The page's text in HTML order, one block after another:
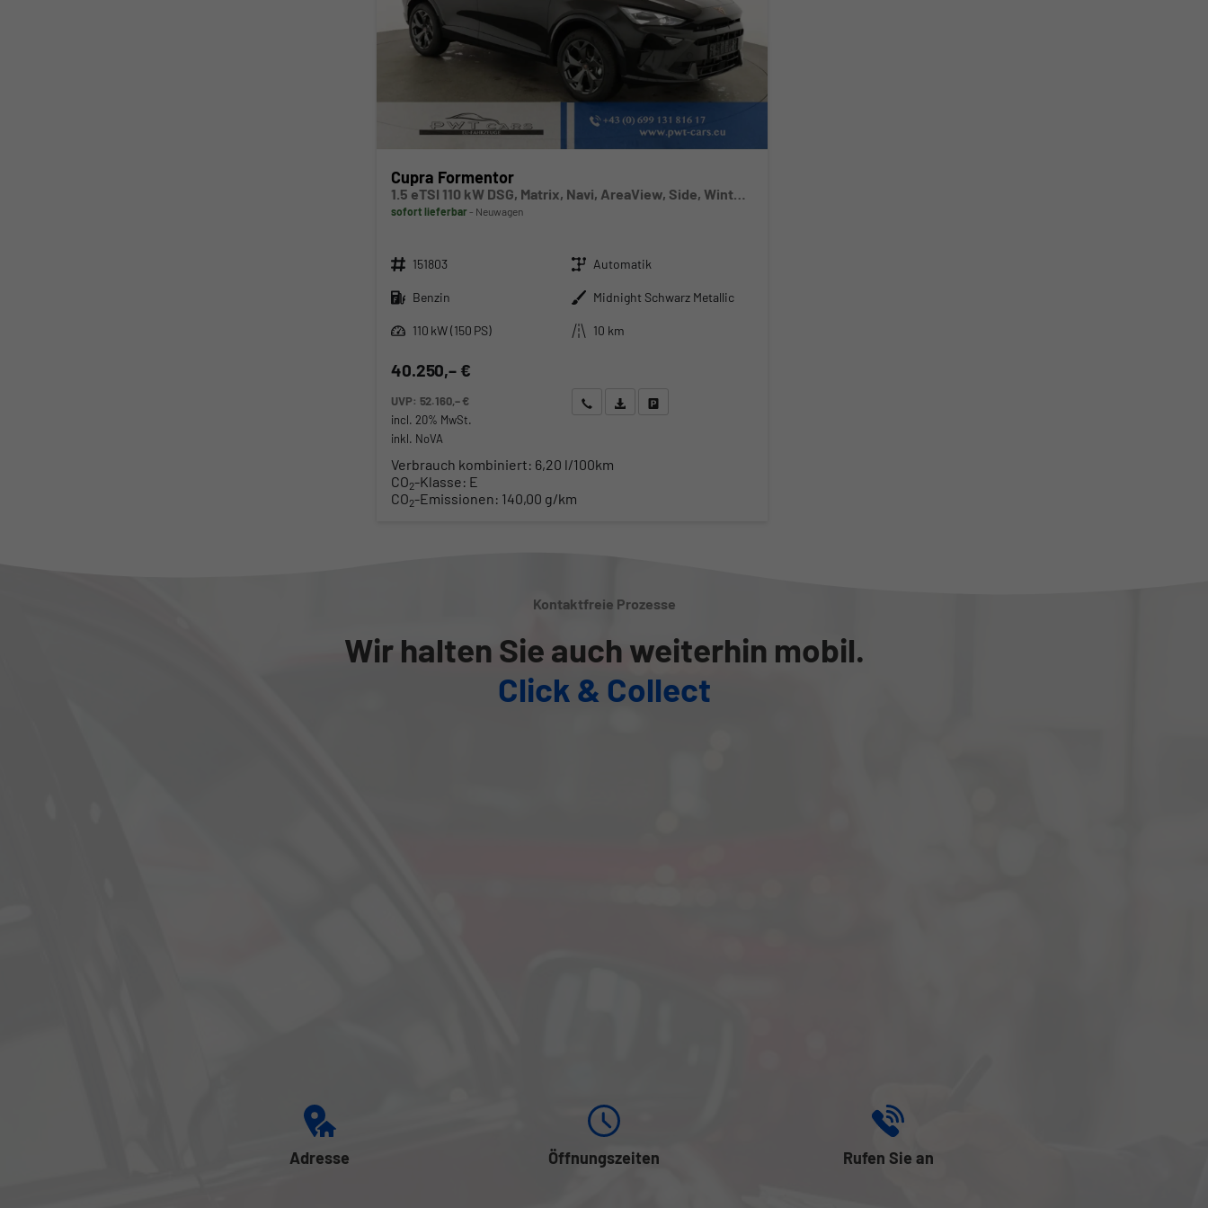
Cupra Formentor
1.5 eTSI 110 kW DSG, Matrix, Navi, AreaView, Side, Winter, el. Klappe, 5 J.-Garantie
sofort lieferbar Neuwagen
Fahrzeugnr. 151803 Getriebe Automatik
Kraftstoff Benzin Außenfarbe Midnight Schwarz Metallic
Leistung
110 kW (150 PS) Kilometerstand 10 km
40.250,– €
UVP: 52.160,– €
incl. 20% MwSt.
inkl. NoVA
Wir rufen Sie anAngebot drucken (PDF)
Verbrauch kombiniert: 6,20 l/100km
CO2-Klasse: E
CO2-Emissionen: 140,00 g/km
Kontaktfreie Prozesse
Wir halten Sie auch weiterhin mobil.
Click & Collect
Adresse Öffnungszeiten Rufen Sie an